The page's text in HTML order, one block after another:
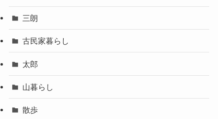
三朗
古民家暮らし
太郎
山暮らし
散歩